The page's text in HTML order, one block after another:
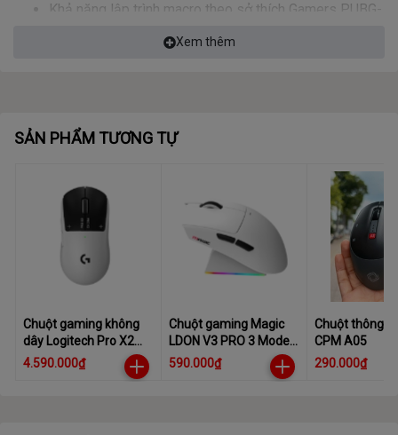
Khả năng lập trình macro theo sở thích Gamers PUBG-
Xem thêm
SẢN PHẨM TƯƠNG TỰ
Chuột gaming không
dây Logitech Pro X2
Superstrike Lightspeed
4.590.000₫
Chuột gaming Magic
LDON V3 PRO 3 Mode
Dock sạc
590.000₫
Chuột thông
CPM A05
290.000₫